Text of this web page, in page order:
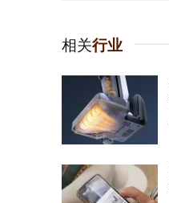
相关行业